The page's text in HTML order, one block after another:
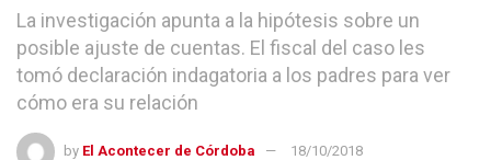
La investigación apunta a la hipótesis sobre un
posible ajuste de cuentas. El fiscal del caso les
tomó declaración indagatoria a los padres para ver
cómo era su relación
by El Acontecer de Córdoba 18/10/2018